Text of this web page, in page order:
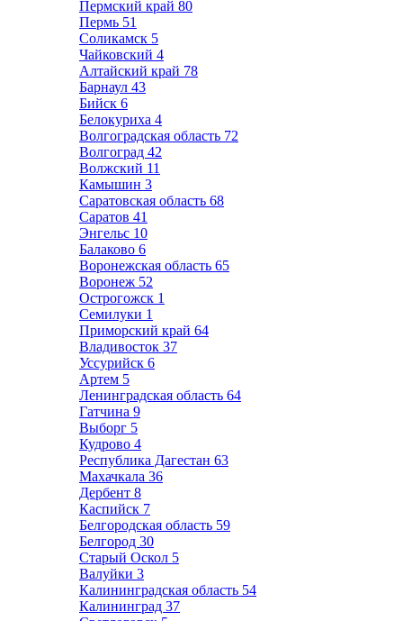
Пермский край 80
Пермь 51
Соликамск 5
Чайковский 4
Алтайский край 78
Барнаул 43
Бийск 6
Белокуриха 4
Волгоградская область 72
Волгоград 42
Волжский 11
Камышин 3
Саратовская область 68
Саратов 41
Энгельс 10
Балаково 6
Воронежская область 65
Воронеж 52
Острогожск 1
Семилуки 1
Приморский край 64
Владивосток 37
Уссурийск 6
Артем 5
Ленинградская область 64
Гатчина 9
Выборг 5
Кудрово 4
Республика Дагестан 63
Махачкала 36
Дербент 8
Каспийск 7
Белгородская область 59
Белгород 30
Старый Оскол 5
Валуйки 3
Калининградская область 54
Калининград 37